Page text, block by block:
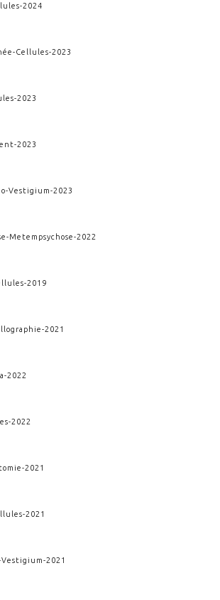
-2024
-Cellules-2023
-2023
-2023
-Vestigium-2023
-Metempsychose-2022
-2019
-2021
-2022
-2022
-2021
-2021
Vestigium-2021